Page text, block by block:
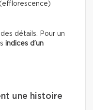
détails. Pour un
indices d’un
une histoire